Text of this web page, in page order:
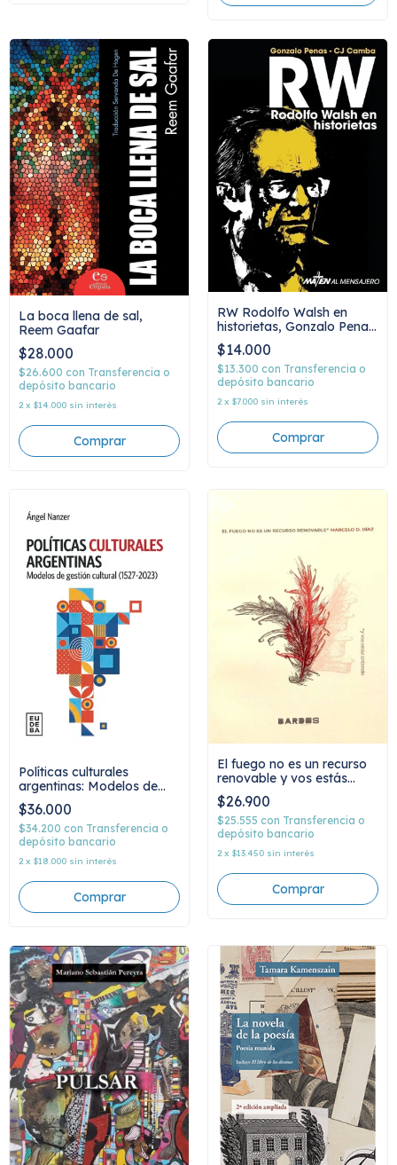
La boca llena de sal,
Reem Gaafar
$28.000
$26.600 con Transferencia o
depósito bancario
2 x $14.000 sin interés
RW Rodolfo Walsh en
historietas, Gonzalo Penas
y CJ Camba
$14.000
$13.300 con Transferencia o
depósito bancario
2 x $7.000 sin interés
Políticas culturales
argentinas: Modelos de
gestión cultural (1527 -
2023), Ángel Nanzer
$36.000
$34.200 con Transferencia o
depósito bancario
2 x $18.000 sin interés
El fuego no es un recurso
renovable y vos estás
ardiendo, Marcelo D. Díaz
$26.900
$25.555 con Transferencia o
depósito bancario
2 x $13.450 sin interés